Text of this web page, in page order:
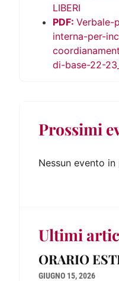
LIBERI
Verbale-
interna-per-
di-base-22-
Prossimi
Nessun evento
Ultimi
ORARIO
GIUGNO 15, 2026